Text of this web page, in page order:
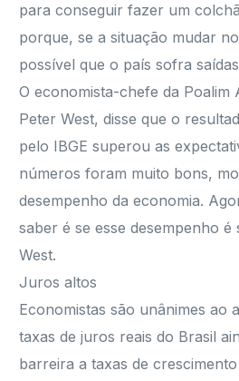
para conseguir fazer um
porque, se a situação mudar
possível que o país sofra
O economista-chefe da Poalim
Peter West, disse que o
pelo IBGE superou as
números foram muito bons,
desempenho da economia.
saber é se esse desempenho é
West.
Juros altos
Economistas são unânimes ao
taxas de juros reais do Brasil
barreira a taxas de